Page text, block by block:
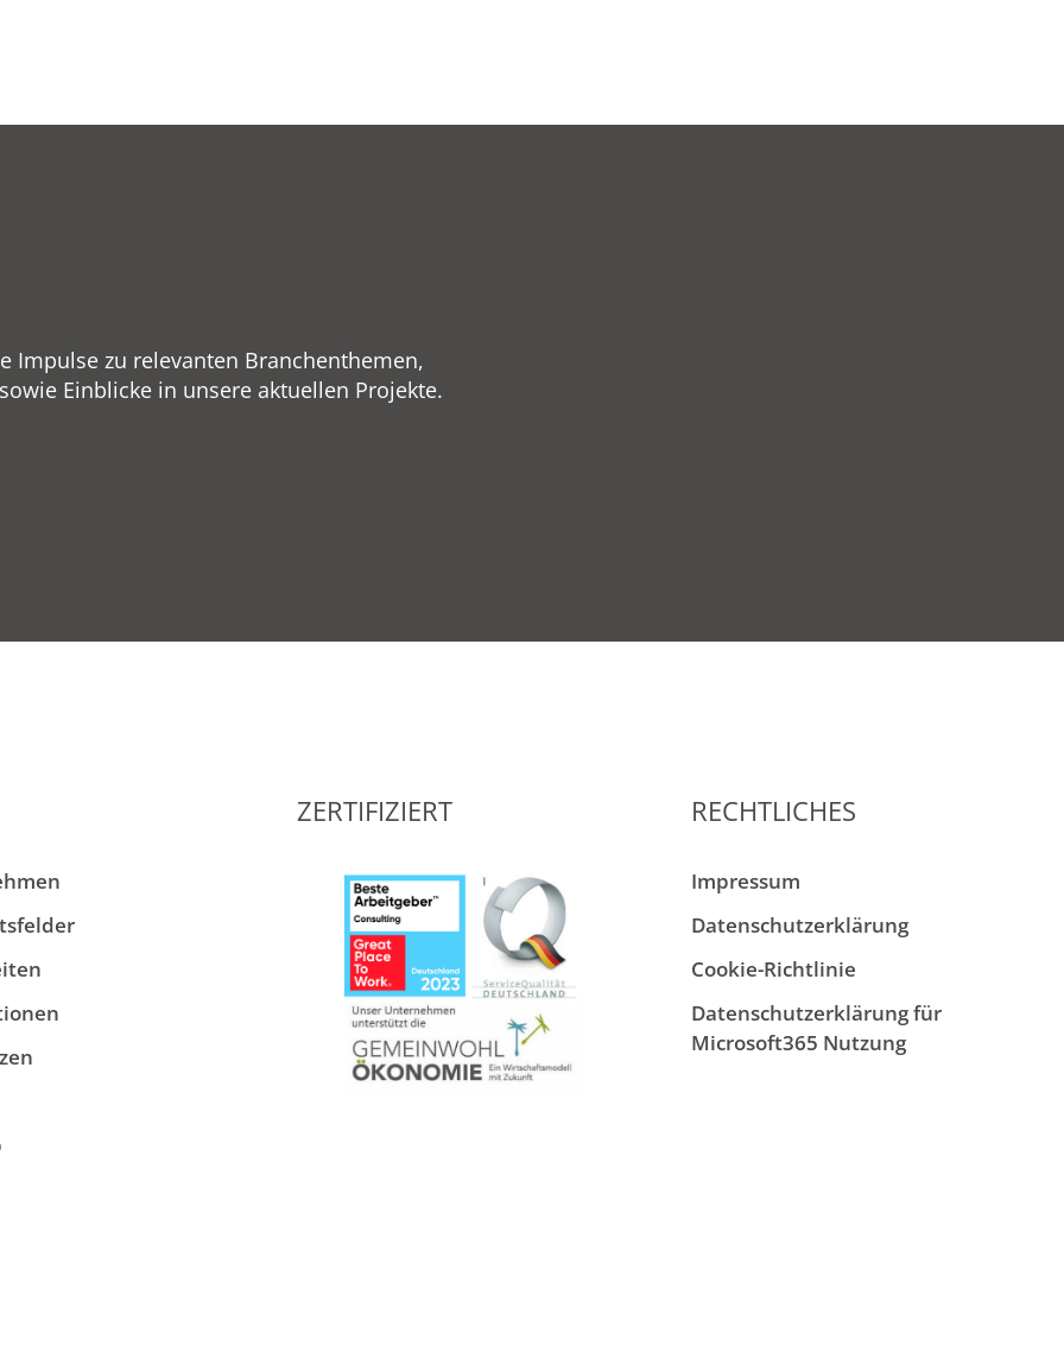
Impulse zu relevanten Branchenthemen,
Einblicke in unsere aktuellen Projekte.
ZERTIFIZIERT RECHTLICHES
Impressum
Datenschutzerklärung
Cookie-Richtlinie
Datenschutzerklärung für
Microsoft365 Nutzung